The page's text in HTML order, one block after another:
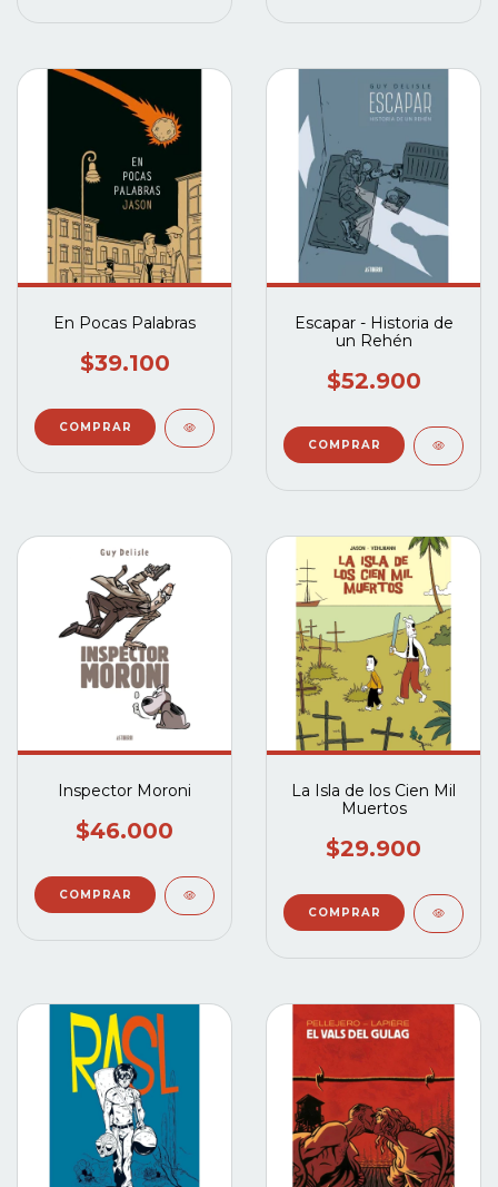
En Pocas Palabras
$39.100
Escapar - Historia de
un Rehén
$52.900
Inspector Moroni
$46.000
La Isla de los Cien Mil
Muertos
$29.900